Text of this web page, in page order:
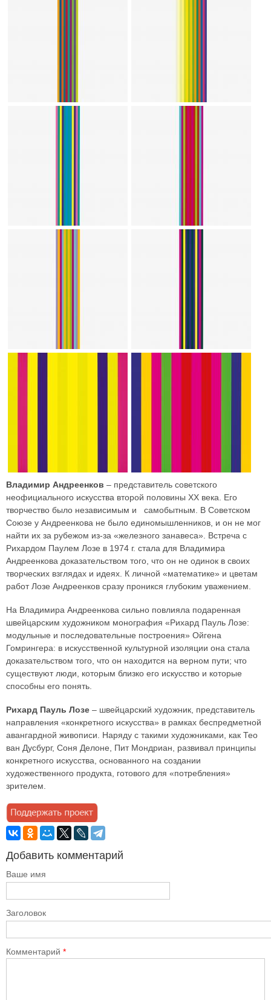
Владимир Андреенков – представитель советского
неофициального искусства второй половины XX века. Его
творчество было независимым и самобытным. В Советском
Союзе у Андреенкова не было единомышленников, и он не мог
найти их за рубежом из-за «железного занавеса». Встреча с
Рихардом Паулем Лозе в 1974 г. стала для Владимира
Андреенкова доказательством того, что он не одинок в своих
творческих взглядах и идеях. К личной «математике» и цветам
работ Лозе Андреенков сразу проникся глубоким уважением.
На Владимира Андреенкова сильно повлияла подаренная
швейцарским художником монография «Рихард Пауль Лозе:
модульные и последовательные построения» Ойгена
Гомрингера: в искусственной культурной изоляции она стала
доказательством того, что он находится на верном пути; что
существуют люди, которым близко его искусство и которые
способны его понять.
Рихард Пауль Лозе – швейцарский художник, представитель
направления «конкретного искусства» в рамках беспредметной
авангардной живописи. Наряду с такими художниками, как Тео
ван Дусбург, Соня Делоне, Пит Мондриан, развивал принципы
конкретного искусства, основанного на создании
художественного продукта, готового для «потребления»
зрителем.
Добавить комментарий
Ваше имя
Заголовок
Комментарий *